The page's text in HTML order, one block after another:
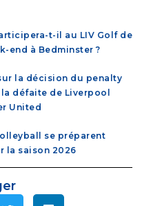
t-il au LIV Golf de
end à Bedminster ?
la décision du penalty
défaite de Liverpool
United
se préparent
la saison 2026